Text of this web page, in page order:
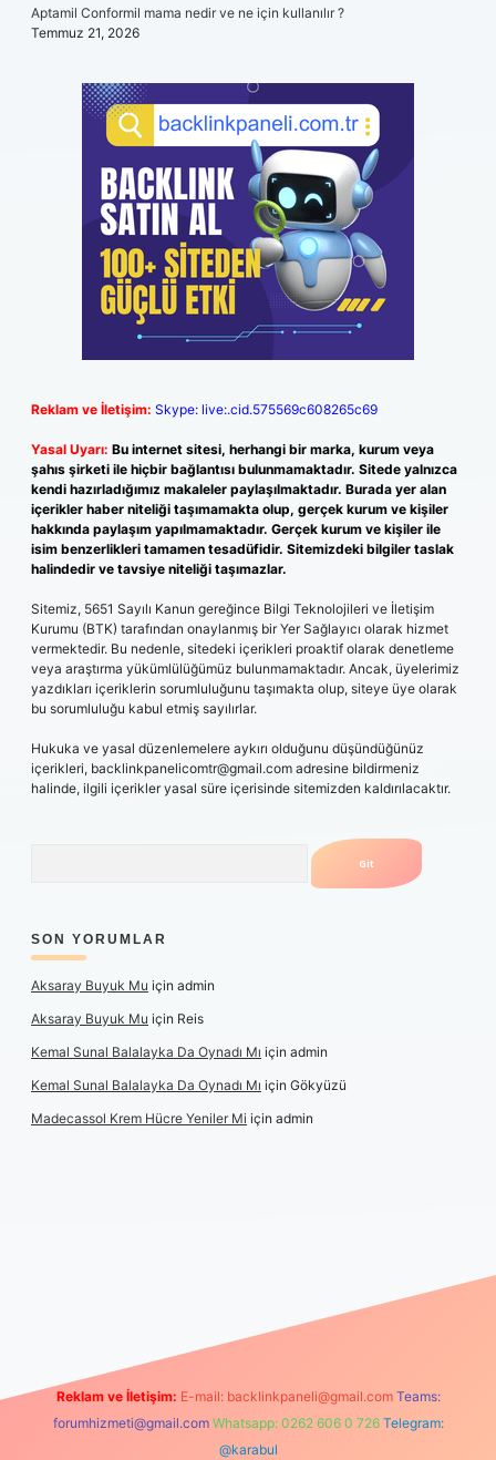
Aptamil Conformil mama nedir ve ne için kullanılır ?
Temmuz 21, 2026
Reklam ve İletişim: Skype: live:.cid.575569c608265c69
Yasal Uyarı: Bu internet sitesi, herhangi bir marka, kurum veya
şahıs şirketi ile hiçbir bağlantısı bulunmamaktadır. Sitede yalnızca
kendi hazırladığımız makaleler paylaşılmaktadır. Burada yer alan
içerikler haber niteliği taşımamakta olup, gerçek kurum ve kişiler
hakkında paylaşım yapılmamaktadır. Gerçek kurum ve kişiler ile
isim benzerlikleri tamamen tesadüfidir. Sitemizdeki bilgiler taslak
halindedir ve tavsiye niteliği taşımazlar.
Sitemiz, 5651 Sayılı Kanun gereğince Bilgi Teknolojileri ve İletişim
Kurumu (BTK) tarafından onaylanmış bir Yer Sağlayıcı olarak hizmet
vermektedir. Bu nedenle, sitedeki içerikleri proaktif olarak denetleme
veya araştırma yükümlülüğümüz bulunmamaktadır. Ancak, üyelerimiz
yazdıkları içeriklerin sorumluluğunu taşımakta olup, siteye üye olarak
bu sorumluluğu kabul etmiş sayılırlar.
Hukuka ve yasal düzenlemelere aykırı olduğunu düşündüğünüz
içerikleri, backlinkpanelicomtr@gmail.com adresine bildirmeniz
halinde, ilgili içerikler yasal süre içerisinde sitemizden kaldırılacaktır.
SON YORUMLAR
Aksaray Buyuk Mu için admin
Aksaray Buyuk Mu için Reis
Kemal Sunal Balalayka Da Oynadı Mı için admin
Kemal Sunal Balalayka Da Oynadı Mı için Gökyüzü
Madecassol Krem Hücre Yeniler Mi için admin
Reklam ve İletişim: E-mail: backlinkpaneli@gmail.com Teams:
forumhizmeti@gmail.com Whatsapp: 0262 606 0 726 Telegram:
@karabul